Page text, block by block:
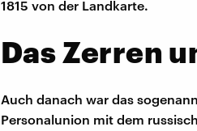
1815 von der Landkarte.
Das Zerren
Auch danach war das
Personalunion mit dem